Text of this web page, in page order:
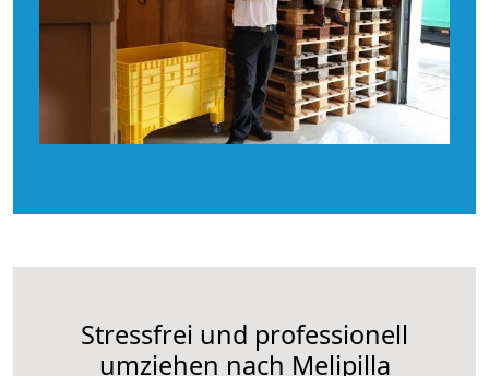
Stressfrei und professionell
umziehen nach Melipilla